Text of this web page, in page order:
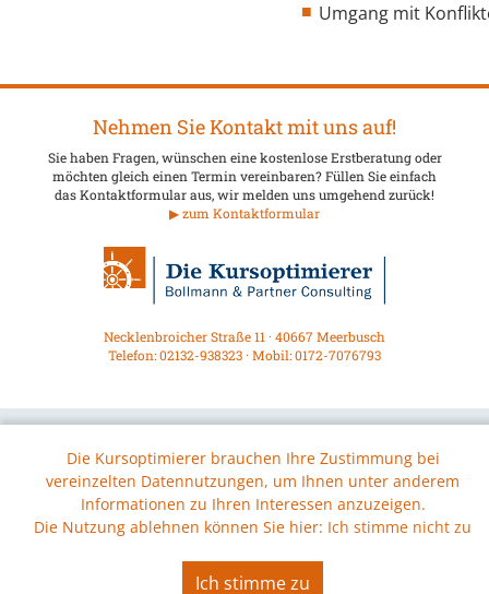
Umgang mit
Nehmen Sie Kontakt mit uns auf!
Sie haben Fragen, wünschen eine kostenlose Erstberatung oder
möchten gleich einen Termin vereinbaren? Füllen Sie einfach
das Kontaktformular aus, wir melden uns umgehend zurück!
▶ zum Kontaktformular
Necklenbroicher Straße 11 · 40667 Meerbusch
Telefon: 02132-938323 · Mobil: 0172-7076793
Die Kursoptimierer brauchen Ihre Zustimmung bei
vereinzelten Datennutzungen, um Ihnen unter anderem
Informationen zu Ihren Interessen anzuzeigen.
Die Nutzung ablehnen können Sie hier: Ich stimme nicht zu
Ich stimme zu